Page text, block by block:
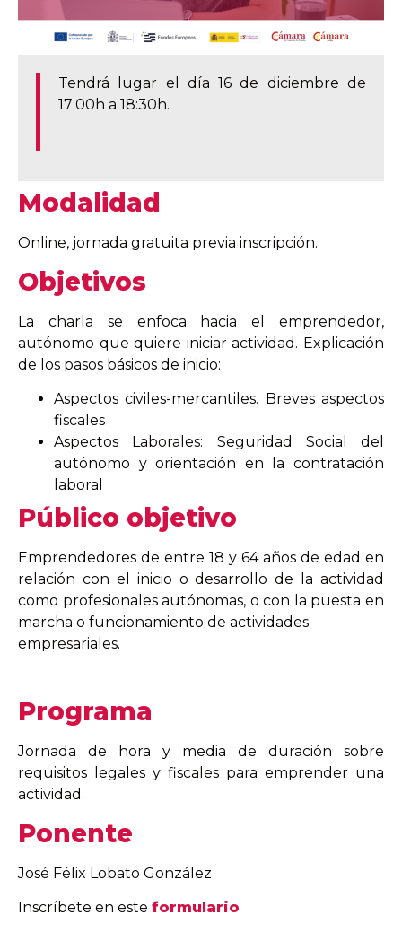
Tendrá lugar el día 16 de diciembre de
17:00h a 18:30h.
Modalidad
Online, jornada gratuita previa inscripción.
Objetivos
La charla se enfoca hacia el emprendedor,
autónomo que quiere iniciar actividad. Explicación
de los pasos básicos de inicio:
Aspectos civiles-mercantiles. Breves aspectos
fiscales
Aspectos Laborales: Seguridad Social del
autónomo y orientación en la contratación
laboral
Público objetivo
Emprendedores de entre 18 y 64 años de edad en
relación con el inicio o desarrollo de la actividad
como profesionales autónomas, o con la puesta en
marcha o funcionamiento de actividades
empresariales.
Programa
Jornada de hora y media de duración sobre
requisitos legales y fiscales para emprender una
actividad.
Ponente
José Félix Lobato González
Inscríbete en este formulario